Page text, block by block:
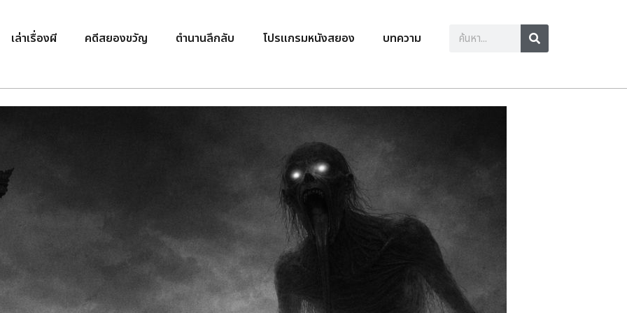
เล่าเรื่องผี คดีสยองขวัญ ตำนานลึกลับ โปรแกรมหนังสยอง บทความ